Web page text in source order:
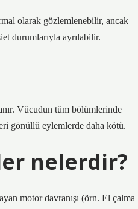
olarak gözlemlenebilir, ancak
durumlarıyla ayrılabilir.
Vücudun tüm bölümlerinde
gönüllü eylemlerde daha kötü.
nelerdir?
motor davranışı (örn. El çalma